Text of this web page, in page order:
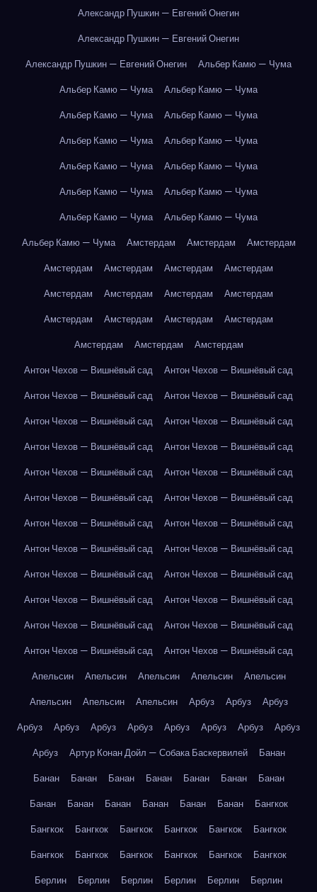
Александр Пушкин — Евгений Онегин
Александр Пушкин — Евгений Онегин
Александр Пушкин — Евгений Онегин
Альбер Камю — Чума
Альбер Камю — Чума
Альбер Камю — Чума
Альбер Камю — Чума
Альбер Камю — Чума
Альбер Камю — Чума
Альбер Камю — Чума
Альбер Камю — Чума
Альбер Камю — Чума
Альбер Камю — Чума
Альбер Камю — Чума
Альбер Камю — Чума
Альбер Камю — Чума
Альбер Камю — Чума
Амстердам Амстердам
Амстердам
Амстердам
Амстердам Амстердам
Амстердам
Амстердам
Амстердам Амстердам
Амстердам
Амстердам
Амстердам Амстердам
Амстердам
Амстердам
Амстердам
Амстердам
Антон Чехов — Вишнёвый сад
Антон Чехов — Вишнёвый сад
Антон Чехов — Вишнёвый сад
Антон Чехов — Вишнёвый сад
Антон Чехов — Вишнёвый сад
Антон Чехов — Вишнёвый сад
Антон Чехов — Вишнёвый сад
Антон Чехов — Вишнёвый сад
Антон Чехов — Вишнёвый сад
Антон Чехов — Вишнёвый сад
Антон Чехов — Вишнёвый сад
Антон Чехов — Вишнёвый сад
Антон Чехов — Вишнёвый сад
Антон Чехов — Вишнёвый сад
Антон Чехов — Вишнёвый сад
Антон Чехов — Вишнёвый сад
Антон Чехов — Вишнёвый сад
Антон Чехов — Вишнёвый сад
Антон Чехов — Вишнёвый сад
Антон Чехов — Вишнёвый сад
Антон Чехов — Вишнёвый сад
Антон Чехов — Вишнёвый сад
Антон Чехов — Вишнёвый сад
Антон Чехов — Вишнёвый сад
Апельсин
Апельсин Апельсин Апельсин
Апельсин
Апельсин
Апельсин Апельсин Арбуз Арбуз
Арбуз
Арбуз
Арбуз Арбуз Арбуз Арбуз Арбуз Арбуз
Арбуз
Арбуз
Артур Конан Дойл — Собака Баскервилей
Банан
Банан
Банан Банан Банан Банан Банан
Банан
Банан
Банан Банан Банан Банан Банан
Бангкок
Бангкок
Бангкок Бангкок Бангкок Бангкок
Бангкок
Бангкок
Бангкок Бангкок Бангкок Бангкок
Бангкок
Берлин
Берлин Берлин Берлин Берлин Берлин